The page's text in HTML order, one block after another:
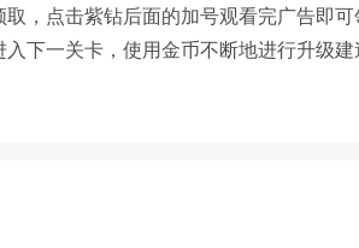
，点击紫钻后面的加号观看完广告即可
下一关卡，使用金币不断地进行升级